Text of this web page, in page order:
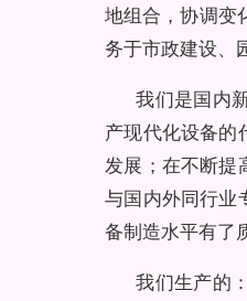
地组合，协调变
务于市政建设、
我们是国内
产现代化设备的
发展；在不断提
与国内外同行业
备制造水平有了
我们生产的